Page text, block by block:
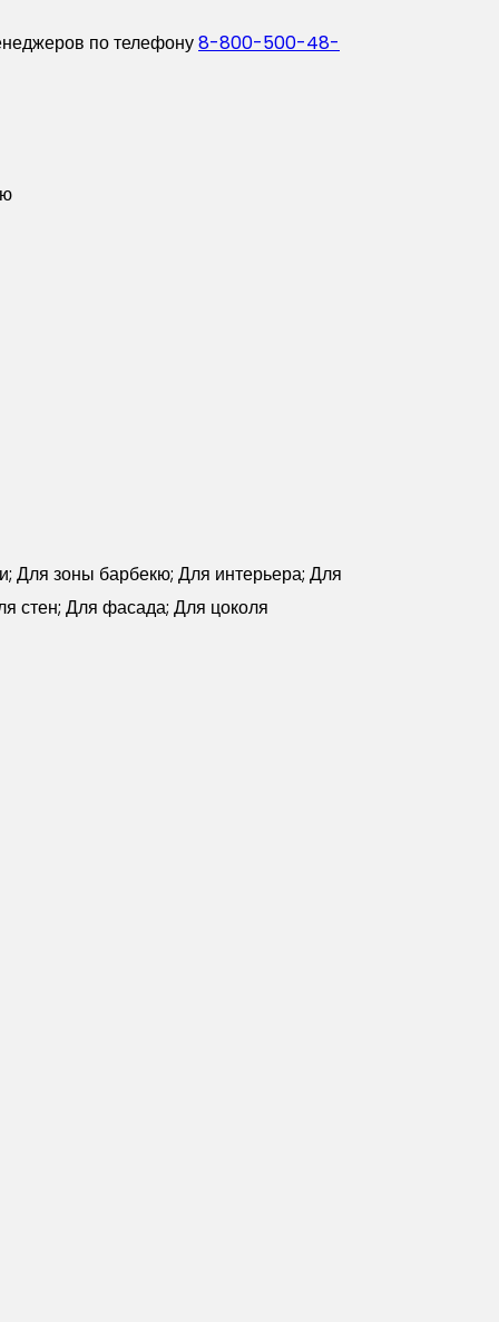
по телефону8-800-500-48-
Для зоны барбекю; Для интерьера; Для
стен; Для фасада; Для цоколя